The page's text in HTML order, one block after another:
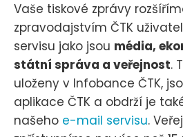
Vaše tiskové zprávy
zpravodajstvím ČTK
servisu jako jsou média,
státní správa a veřejnost.
uloženy v Infobance ČTK,
aplikace ČTK a obdrží je
našeho e-mail servisu.